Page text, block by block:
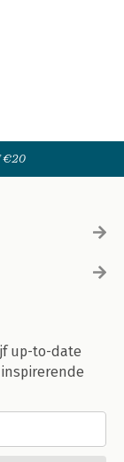
€20
up-to-date